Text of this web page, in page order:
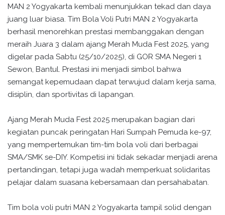
MAN 2 Yogyakarta kembali menunjukkan tekad dan daya
juang luar biasa. Tim Bola Voli Putri MAN 2 Yogyakarta
berhasil menorehkan prestasi membanggakan dengan
meraih Juara 3 dalam ajang Merah Muda Fest 2025, yang
digelar pada Sabtu (25/10/2025), di GOR SMA Negeri 1
Sewon, Bantul. Prestasi ini menjadi simbol bahwa
semangat kepemudaan dapat terwujud dalam kerja sama,
disiplin, dan sportivitas di lapangan.
Ajang Merah Muda Fest 2025 merupakan bagian dari
kegiatan puncak peringatan Hari Sumpah Pemuda ke-97,
yang mempertemukan tim-tim bola voli dari berbagai
SMA/SMK se-DIY. Kompetisi ini tidak sekadar menjadi arena
pertandingan, tetapi juga wadah memperkuat solidaritas
pelajar dalam suasana kebersamaan dan persahabatan.
Tim bola voli putri MAN 2 Yogyakarta tampil solid dengan